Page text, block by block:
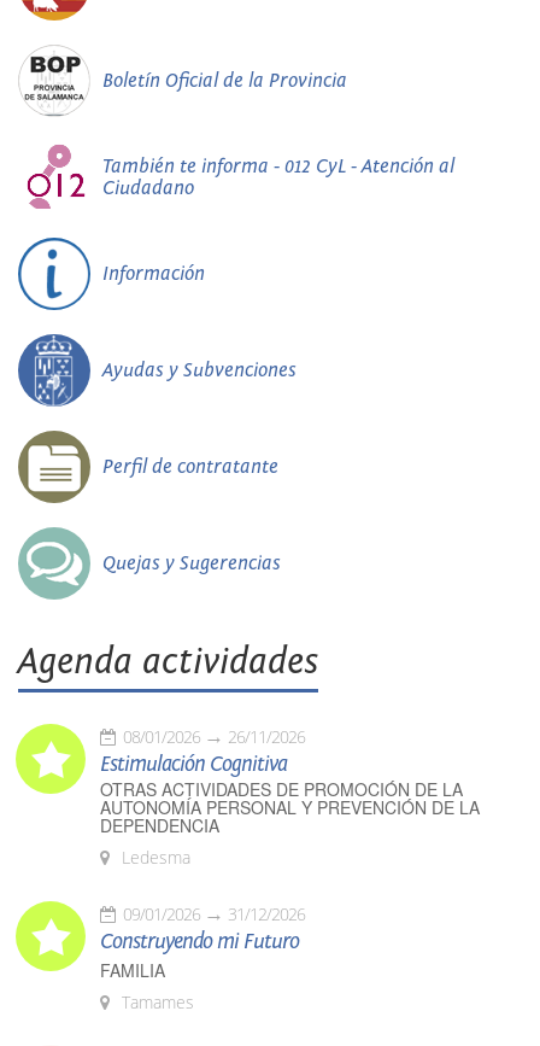
Boletín Oficial de la Provincia
También te informa - 012 CyL - Atención al
Ciudadano
Información
Ayudas y Subvenciones
Perfil de contratante
Quejas y Sugerencias
Agenda actividades
08/01/2026 26/11/2026
Estimulación Cognitiva
OTRAS ACTIVIDADES DE PROMOCIÓN DE LA
AUTONOMÍA PERSONAL Y PREVENCIÓN DE LA
DEPENDENCIA
Ledesma
09/01/2026 31/12/2026
Construyendo mi Futuro
FAMILIA
Tamames